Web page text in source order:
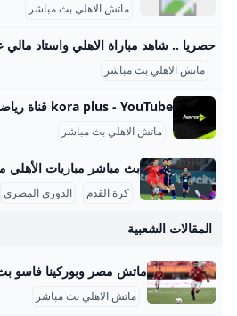
ماتش الاهلي بث مباشر
ماتش الاهلي بث مباشر
ماتش الاهلي بث مباشر
كرة القدم الدوري المصري
المقالات الشعبية
ماتش الاهلي بث مباشر